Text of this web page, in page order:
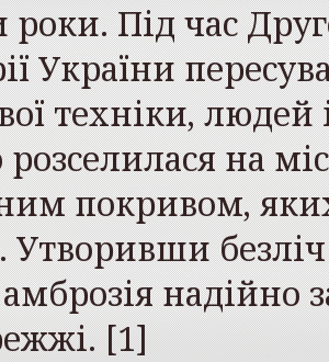
Під час
України
техніки, людей
на
покривом,
безліч
надійно
[1]